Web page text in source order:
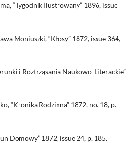
“Tygodnik Ilustrowany” 1896, issue
Moniuszki, “Kłosy” 1872, issue 364,
i Roztrząsania Naukowo-Literackie”
“Kronika Rodzinna” 1872, no. 18, p.
Domowy” 1872, issue 24, p. 185.